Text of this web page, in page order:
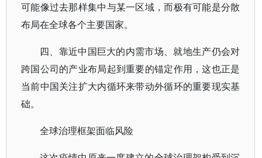
可能像过去那样集中与某一区域，而极有可能是分散
布局在全球各个主要国家。
四、靠近中国巨大的内需市场、就地生产仍会对
跨国公司的产业布局起到重要的锚定作用，这也正是
当前中国关注扩大内循环来带动外循环的重要现实基
础。
全球治理框架面临风险